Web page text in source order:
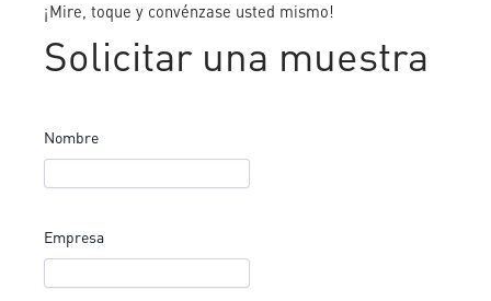
¡Mire, toque y convénzase usted mismo!
Solicitar una muestra
Nombre
Empresa